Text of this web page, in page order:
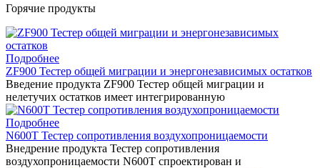
Горячие продукты
Подробнее
ZF900 Тестер общей миграции и энергонезависимых остатков
Введение продукта ZF900 Тестер общей миграции и
нелетучих остатков имеет интегрированную
Подробнее
N600T Тестер сопротивления воздухопроницаемости
Внедрение продукта Тестер сопротивления
воздухопроницаемости N600T спроектирован и